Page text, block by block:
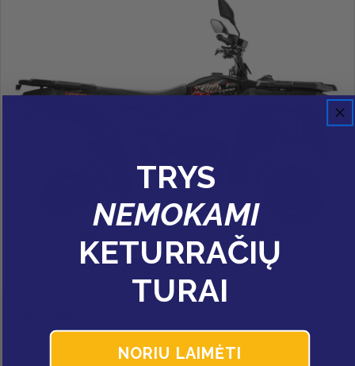
43 susietos kolekcijos
TRYS
NEMOKAMI
KETURRAČIŲ
TURAI
NORIU LAIMĖTI